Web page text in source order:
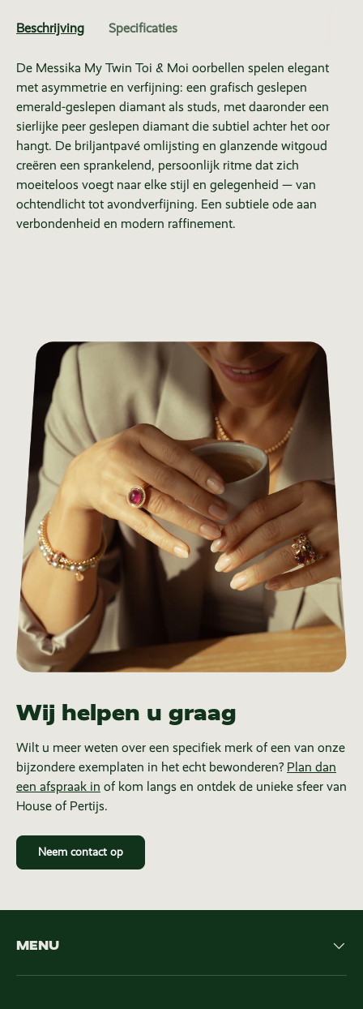
Beschrijving Specificaties
De Messika My Twin Toi & Moi oorbellen spelen elegant
met asymmetrie en verfijning: een grafisch geslepen
emerald-geslepen diamant als studs, met daaronder een
sierlijke peer geslepen diamant die subtiel achter het oor
hangt. De briljantpavé omlijsting en glanzende witgoud
creëren een sprankelend, persoonlijk ritme dat zich
moeiteloos voegt naar elke stijl en gelegenheid — van
ochtendlicht tot avondverfijning. Een subtiele ode aan
verbondenheid en modern raffinement.
Wij helpen u graag
Wilt u meer weten over een specifiek merk of een van onze
bijzondere exemplaten in het echt bewonderen? Plan dan
een afspraak in of kom langs en ontdek de unieke sfeer van
House of Pertijs.
Neem contact op
MENU